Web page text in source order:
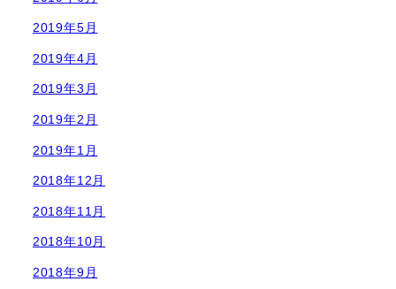
2019年5月
2019年4月
2019年3月
2019年2月
2019年1月
2018年12月
2018年11月
2018年10月
2018年9月